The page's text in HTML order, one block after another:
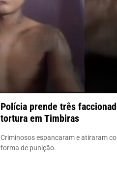
Polícia prende três
tortura em Timbiras
Criminosos espancaram e atiraram
forma de punição.